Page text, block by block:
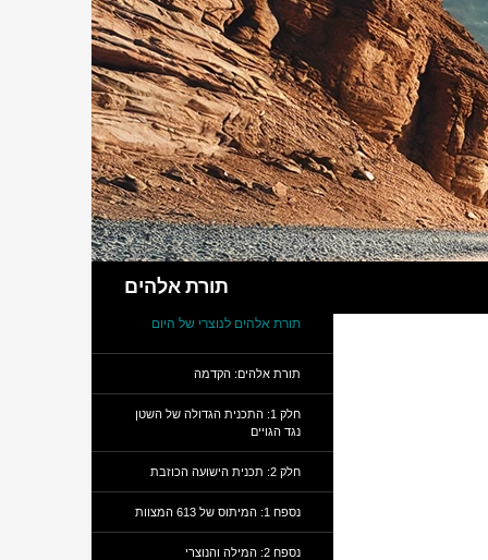
תורת אלהים
תורת אלהים לנוצרי של היום
תורת אלהים: הקדמה
חלק 1: התכנית הגדולה של השטן
נגד הגויים
חלק 2: תכנית הישועה הכוזבת
נספח 1: המיתוס של 613 המצוות
נספח 2: המילה והנוצרי